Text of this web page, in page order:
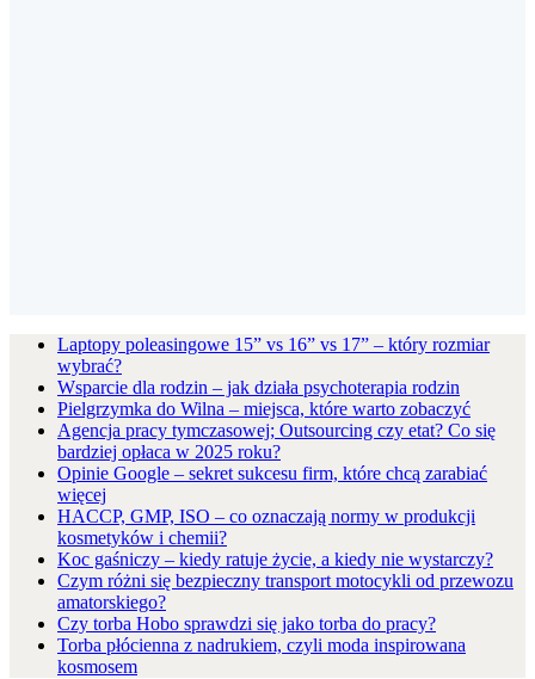
Laptopy poleasingowe 15” vs 16” vs 17” – który rozmiar
wybrać?
Wsparcie dla rodzin – jak działa psychoterapia rodzin
Pielgrzymka do Wilna – miejsca, które warto zobaczyć
Agencja pracy tymczasowej; Outsourcing czy etat? Co się
bardziej opłaca w 2025 roku?
Opinie Google – sekret sukcesu firm, które chcą zarabiać
więcej
HACCP, GMP, ISO – co oznaczają normy w produkcji
kosmetyków i chemii?
Koc gaśniczy – kiedy ratuje życie, a kiedy nie wystarczy?
Czym różni się bezpieczny transport motocykli od przewozu
amatorskiego?
Czy torba Hobo sprawdzi się jako torba do pracy?
Torba płócienna z nadrukiem, czyli moda inspirowana
kosmosem